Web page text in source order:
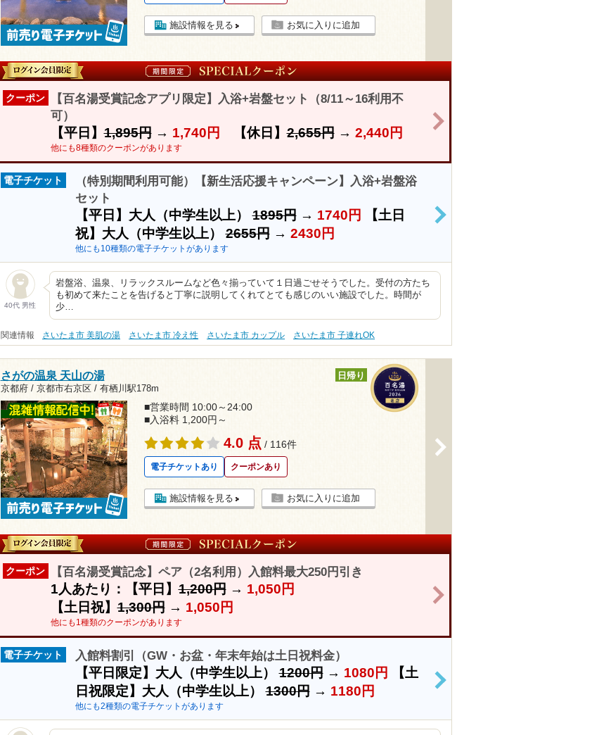
施設情報を見る お気に入りに追加
クーポン
【百名湯受賞記念アプリ限定】入浴+岩盤セット（8/11～16利用不
可）
【平日】1,895円→ 1,740円 【休日】2,655円→ 2,440円
他にも8種類のクーポンがあります
電子チケット
（特別期間利用可能）【新生活応援キャンペーン】入浴+岩盤浴
セット
【平日】大人（中学生以上）1895円→ 1740円
【土日
祝】大人（中学生以上）2655円→ 2430円
他にも10種類の電子チケットがあります
>
40代 男性
岩盤浴、温泉、リラックスルームなど色々揃っていて１日過ごせそうでした。受付の方たち
も初めて来たことを告げると丁寧に説明してくれてとても感じのいい施設でした。時間が
少…
関連情報 さいたま市 美肌の湯 さいたま市 冷え性 さいたま市 カップル さいたま市 子連れOK
さがの温泉 天山の湯
京都府 / 京都市右京区 / 有栖川駅178m
日帰り
■営業時間 10:00～24:00
■入浴料 1,200円～
4.0 点 / 116件
電子チケットあり クーポンあり
施設情報を見る お気に入りに追加
クーポン 【百名湯受賞記念】ペア（2名利用）入館料最大250円引き
1人あたり：【平日】1,200円→ 1,050円
【土日祝】1,300円→ 1,050円
他にも1種類のクーポンがあります
電子チケット 入館料割引（GW・お盆・年末年始は土日祝料金）
【平日限定】大人（中学生以上）1200円→ 1080円
【土
日祝限定】大人（中学生以上）1300円→ 1180円
他にも2種類の電子チケットがあります
>